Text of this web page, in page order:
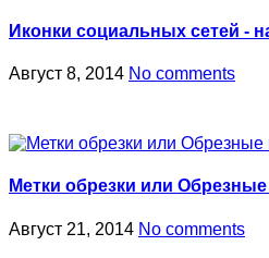
Иконки социальных сетей -
Август 8, 2014 No comments
Метки обрезки или
Август 21, 2014 No comments